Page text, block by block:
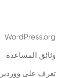
نبذةWordPress.org
وثائق المساعدة
تعرف على